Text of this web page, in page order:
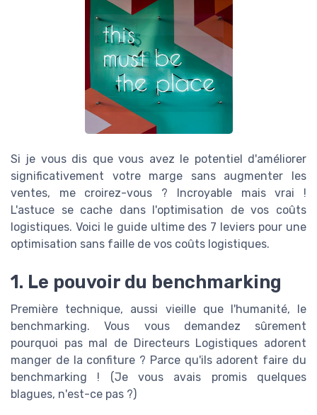
Si je vous dis que vous avez le potentiel d'améliorer
significativement votre marge sans augmenter les
ventes, me croirez-vous ? Incroyable mais vrai !
L'astuce se cache dans l'optimisation de vos coûts
logistiques. Voici le guide ultime des 7 leviers pour une
optimisation sans faille de vos coûts logistiques.
1. Le pouvoir du benchmarking
Première technique, aussi vieille que l'humanité, le
benchmarking. Vous vous demandez sûrement
pourquoi pas mal de Directeurs Logistiques adorent
manger de la confiture ? Parce qu'ils adorent faire du
benchmarking ! (Je vous avais promis quelques
blagues, n'est-ce pas ?)